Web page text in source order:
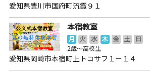
愛知県豊川市国府町流霞９１
本宿教室
月 火 水 木 金 土
日
2歳～高校生
愛知県岡崎市本宿町上トコサフ１ー１４